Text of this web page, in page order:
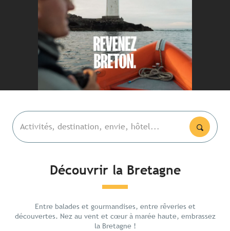
Activités, destination, envie, hôtel...
Découvrir la Bretagne
Entre balades et gourmandises, entre rêveries et
découvertes. Nez au vent et cœur à marée haute, embrassez
la Bretagne !
Les lieux emblématiques
Itinéraires